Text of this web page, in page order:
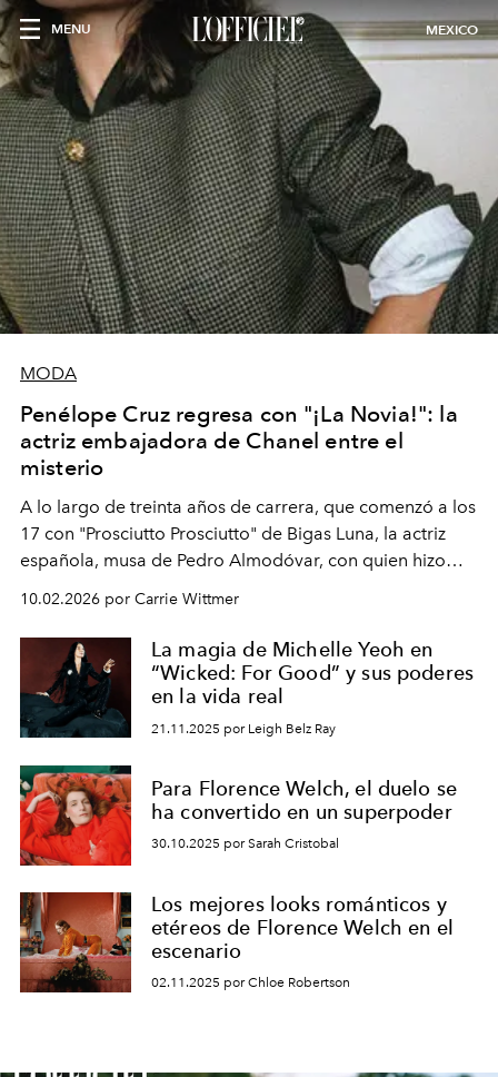
MENU MEXICO
MODA
Penélope Cruz regresa con "¡La Novia!": la
actriz embajadora de Chanel entre el
misterio
A lo largo de treinta años de carrera, que comenzó a los
17 con "Prosciutto Prosciutto" de Bigas Luna, la actriz
española, musa de Pedro Almodóvar, con quien hizo
Barcelona", ha dividido su tiempo entre Europa y
Estados Unidos. Su nueva película, "¡La novia!", está
dirigida por Maggie Gyllenhaal.
10.02.2026 por Carrie Wittmer
La magia de Michelle Yeoh en
“Wicked: For Good” y sus poderes
en la vida real
21.11.2025 por Leigh Belz Ray
Para Florence Welch, el duelo se
ha convertido en un superpoder
30.10.2025 por Sarah Cristobal
Los mejores looks románticos y
etéreos de Florence Welch en el
escenario
02.11.2025 por Chloe Robertson